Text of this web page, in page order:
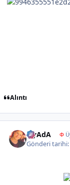
Alıntı
iLyAdA Φ
Gönderi